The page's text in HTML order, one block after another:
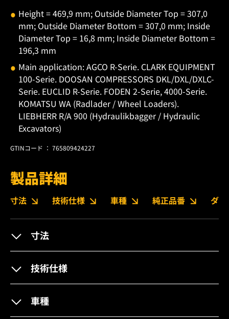
Height = 469,9 mm; Outside Diameter Top = 307,0
mm; Outside Diameter Bottom = 307,0 mm; Inside
Diameter Top = 16,8 mm; Inside Diameter Bottom =
196,3 mm
Main application: AGCO R-Serie. CLARK EQUIPMENT
100-Serie. DOOSAN COMPRESSORS DKL/DXL/DXLC-
Serie. EUCLID R-Serie. FODEN 2-Serie, 4000-Serie.
KOMATSU WA (Radlader / Wheel Loaders).
LIEBHERR R/A 900 (Hydraulikbagger / Hydraulic
Excavators)
GTINコード ： 765809424227
製品詳細
寸法 技術仕様 車種 純正品番 ダ
寸法
技術仕様
車種